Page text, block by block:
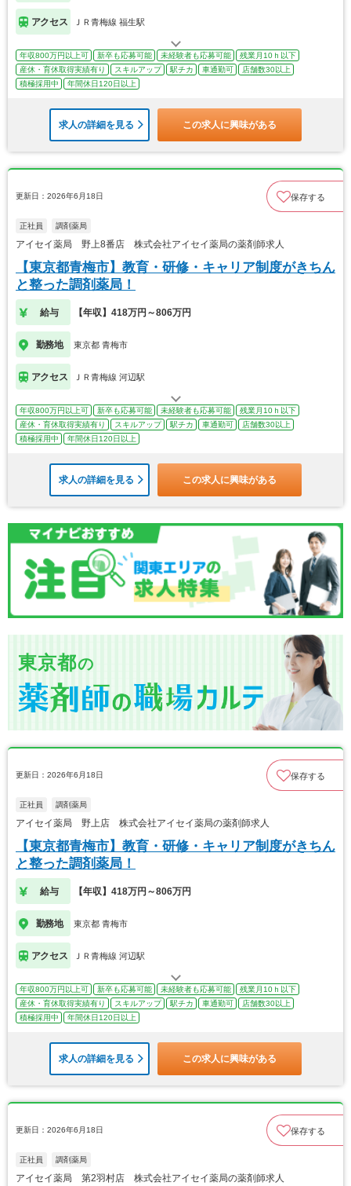
アクセス ＪＲ青梅線 福生駅
年収800万円以上可 新卒も応募可能 未経験者も応募可能
残業月10ｈ以下
産休・育休取得実績有り
スキルアップ 駅チカ 車通勤可
店舗数30以上
積極採用中
年間休日120日以上
求人の詳細を見る この求人に興味がある
更新日：2026年6月18日 保存する
正社員 調剤薬局
アイセイ薬局 野上8番店 株式会社アイセイ薬局の薬剤師求人
【東京都青梅市】教育・研修・キャリア制度がきちん
と整った調剤薬局！
給与 【年収】418万円～806万円
勤務地 東京都 青梅市
アクセス ＪＲ青梅線 河辺駅
年収800万円以上可 新卒も応募可能 未経験者も応募可能
残業月10ｈ以下
産休・育休取得実績有り
スキルアップ 駅チカ 車通勤可
店舗数30以上
積極採用中
年間休日120日以上
求人の詳細を見る この求人に興味がある
東京都の
更新日：2026年6月18日 保存する
正社員 調剤薬局
アイセイ薬局 野上店 株式会社アイセイ薬局の薬剤師求人
【東京都青梅市】教育・研修・キャリア制度がきちん
と整った調剤薬局！
給与 【年収】418万円～806万円
勤務地 東京都 青梅市
アクセス ＪＲ青梅線 河辺駅
年収800万円以上可 新卒も応募可能 未経験者も応募可能
残業月10ｈ以下
産休・育休取得実績有り
スキルアップ 駅チカ 車通勤可
店舗数30以上
積極採用中
年間休日120日以上
求人の詳細を見る この求人に興味がある
更新日：2026年6月18日 保存する
正社員 調剤薬局
アイセイ薬局 第2羽村店 株式会社アイセイ薬局の薬剤師求人